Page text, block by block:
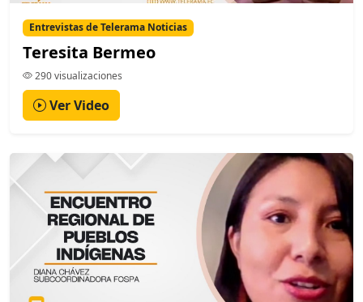
Entrevistas de Telerama Noticias
Teresita Bermeo
290 visualizaciones
Ver Video